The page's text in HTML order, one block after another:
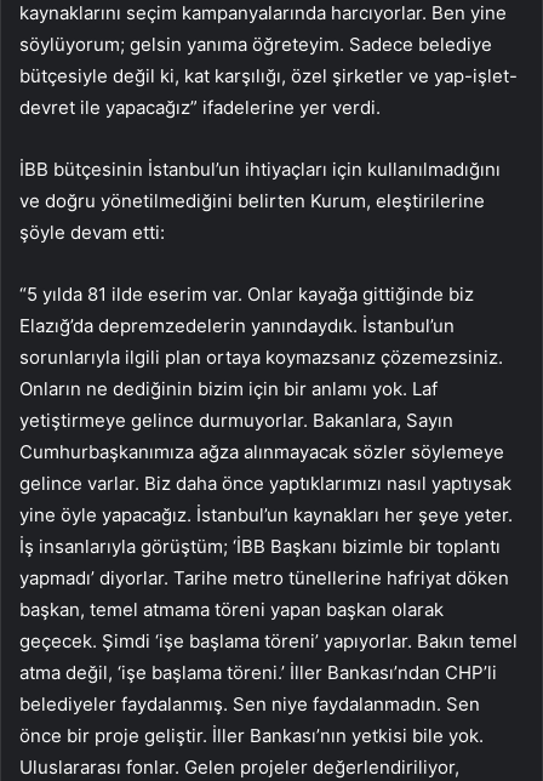
kaynaklarını seçim kampanyalarında harcıyorlar. Ben yine
söylüyorum; gelsin yanıma öğreteyim. Sadece belediye
bütçesiyle değil ki, kat karşılığı, özel şirketler ve yap-işlet-
devret ile yapacağız” ifadelerine yer verdi.
İBB bütçesinin İstanbul’un ihtiyaçları için kullanılmadığını
ve doğru yönetilmediğini belirten Kurum, eleştirilerine
şöyle devam etti:
“5 yılda 81 ilde eserim var. Onlar kayağa gittiğinde biz
Elazığ’da depremzedelerin yanındaydık. İstanbul’un
sorunlarıyla ilgili plan ortaya koymazsanız çözemezsiniz.
Onların ne dediğinin bizim için bir anlamı yok. Laf
yetiştirmeye gelince durmuyorlar. Bakanlara, Sayın
Cumhurbaşkanımıza ağza alınmayacak sözler söylemeye
gelince varlar. Biz daha önce yaptıklarımızı nasıl yaptıysak
yine öyle yapacağız. İstanbul’un kaynakları her şeye yeter.
İş insanlarıyla görüştüm; ‘İBB Başkanı bizimle bir toplantı
yapmadı’ diyorlar. Tarihe metro tünellerine hafriyat döken
başkan, temel atmama töreni yapan başkan olarak
geçecek. Şimdi ‘işe başlama töreni’ yapıyorlar. Bakın temel
atma değil, ‘işe başlama töreni.’ İller Bankası’ndan CHP’li
belediyeler faydalanmış. Sen niye faydalanmadın. Sen
önce bir proje geliştir. İller Bankası’nın yetkisi bile yok.
Uluslararası fonlar. Gelen projeler değerlendiriliyor,